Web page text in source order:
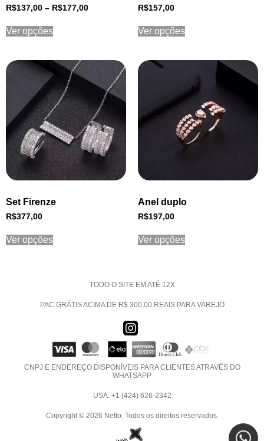
R$137,00 – R$177,00
Ver opções
R$157,00
Ver opções
Set Firenze
R$377,00
Ver opções
Anel duplo
R$197,00
Ver opções
TODO O SITE EM ATÉ 12X
PAC GRÁTIS ACIMA DE R$ 300,00 REAIS PARA VAREJO
CNPJ E ENDEREÇO DISPONÍVEIS PARA CLIENTES ATRAVÉS DO
WHATSAPP
USA: +1 (424) 626-2342
Copyright © 2026 Netto. Todos os direitos reservados.